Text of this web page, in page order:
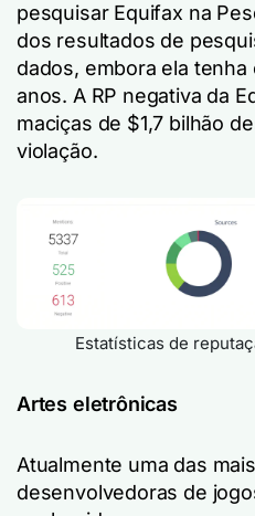
pesquisar Equifax na
dos resultados de
dados, embora ela
anos. A RP negativa da
maciças de $1,7 bilhão
violação.
Estatísticas de
Artes eletrônicas
Atualmente uma das
desenvolvedoras de